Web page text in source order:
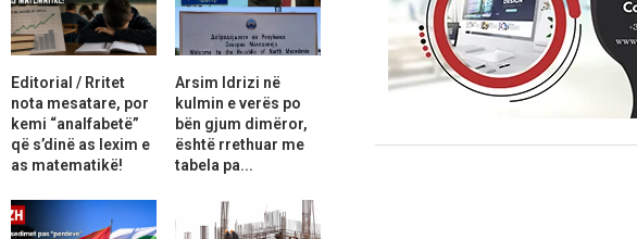
Editorial / Rritet
nota mesatare, por
kemi “analfabetë”
që s’dinë as lexim e
as matematikë!
Arsim Idrizi në
kulmin e verës po
bën gjum dimëror,
është rrethuar me
tabela pa...